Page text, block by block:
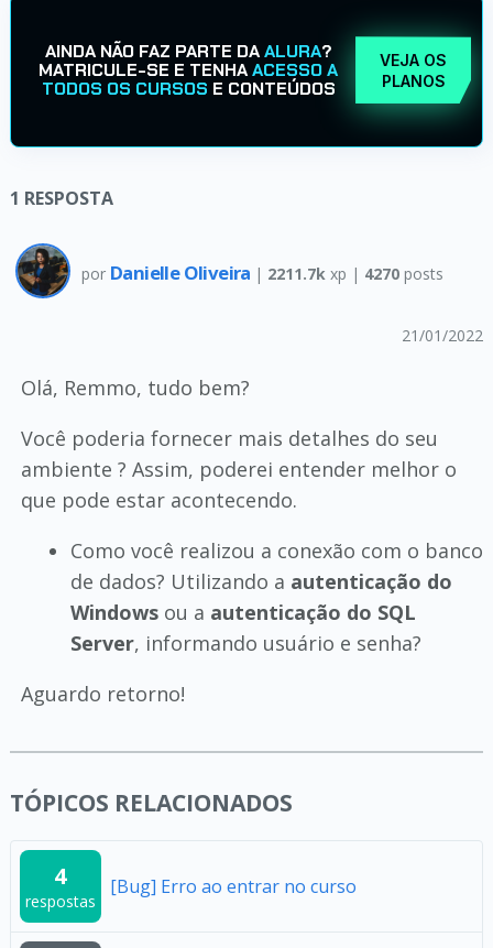
AINDA NÃO FAZ PARTE DAALURA?
MATRICULE-SE E TENHAACESSO A
TODOS OS CURSOS E CONTEÚDOS
VEJA OS
PLANOS
1 RESPOSTA
por Danielle Oliveira | 2211.7k xp | 4270 posts
21/01/2022
Olá, Remmo, tudo bem?
Você poderia fornecer mais detalhes do seu
ambiente ? Assim, poderei entender melhor o
que pode estar acontecendo.
Como você realizou a conexão com o banco
de dados? Utilizando a autenticação do
Windowsou a autenticação do SQL
Server, informando usuário e senha?
Aguardo retorno!
TÓPICOS RELACIONADOS
4
respostas
[Bug] Erro ao entrar no curso